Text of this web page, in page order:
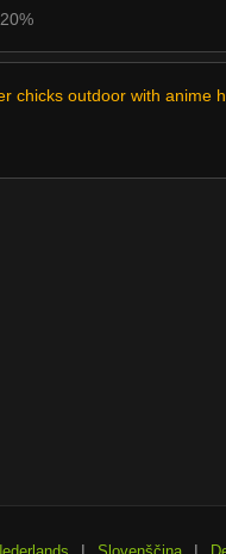
20%
chicks outdoor with anime